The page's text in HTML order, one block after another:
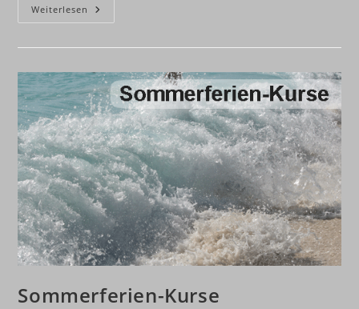
Weiterlesen Winterferien
Intensivkurs
–
H.A.N.S.E.
Fahrschule
Sommerferien-Kurse